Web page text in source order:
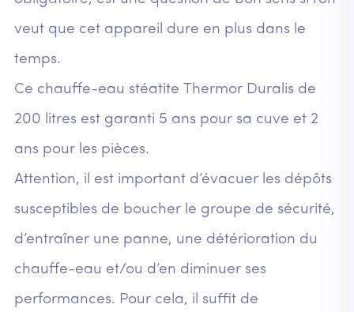
veut que cet appareil dure en plus dans le
temps.
Ce chauffe-eau stéatite Thermor Duralis de
200 litres est garanti 5 ans pour sa cuve et 2
ans pour les pièces.
Attention, il est important d’évacuer les dépôts
susceptibles de boucher le groupe de sécurité,
d’entraîner une panne, une détérioration du
chauffe-eau et/ou d’en diminuer ses
performances. Pour cela, il suffit de